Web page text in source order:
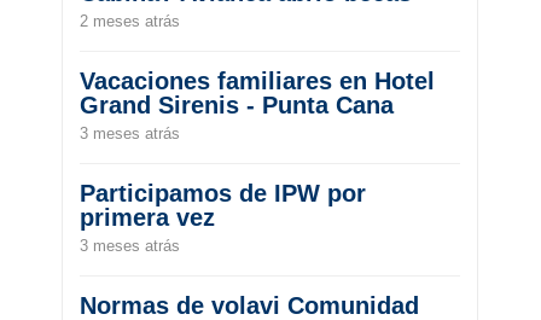
2 meses atrás
Vacaciones familiares en Hotel
Grand Sirenis - Punta Cana
3 meses atrás
Participamos de IPW por
primera vez
3 meses atrás
Normas de volavi Comunidad